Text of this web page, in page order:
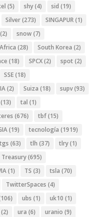
(5) shy(4) sid (19)
Silver(273) SINGAPUR(1)
(2) snow(7)
(28) South Korea (2)
(18) SPCX(2) spot (2)
SSE(18)
(2) Suiza (18) supv(93)
(13) tal (1)
(676) tbf(15)
(19) tecnología (1919)
tgs (63) tlh (37) tlry(1)
Treasury(695)
(1) TS (3) tsla (70)
TwitterSpaces (4)
ubs (1) uk10 (1)
(2) ura (6) uranio (9)